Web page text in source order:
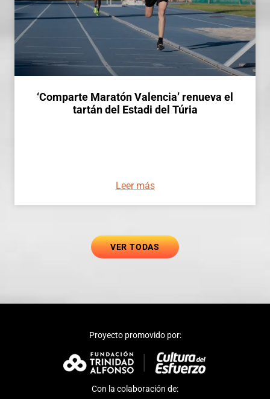
‘Comparte Maratón Valencia’ renueva el
tartán del Estadi del Túria
Leer más
VER TODAS
Proyecto promovido por:
Con la colaboración de: